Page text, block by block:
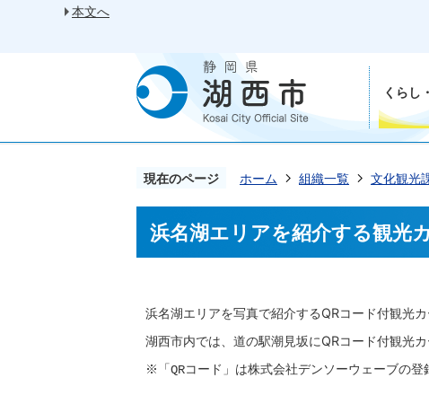
本文へ
くらし
現在のページ ホーム 組織一覧 文化観光
浜名湖エリアを紹介する観光
浜名湖エリアを写真で紹介するQRコード付観光カ
湖西市内では、道の駅潮見坂にQRコード付観光
※「QRコード」は株式会社デンソーウェーブの登